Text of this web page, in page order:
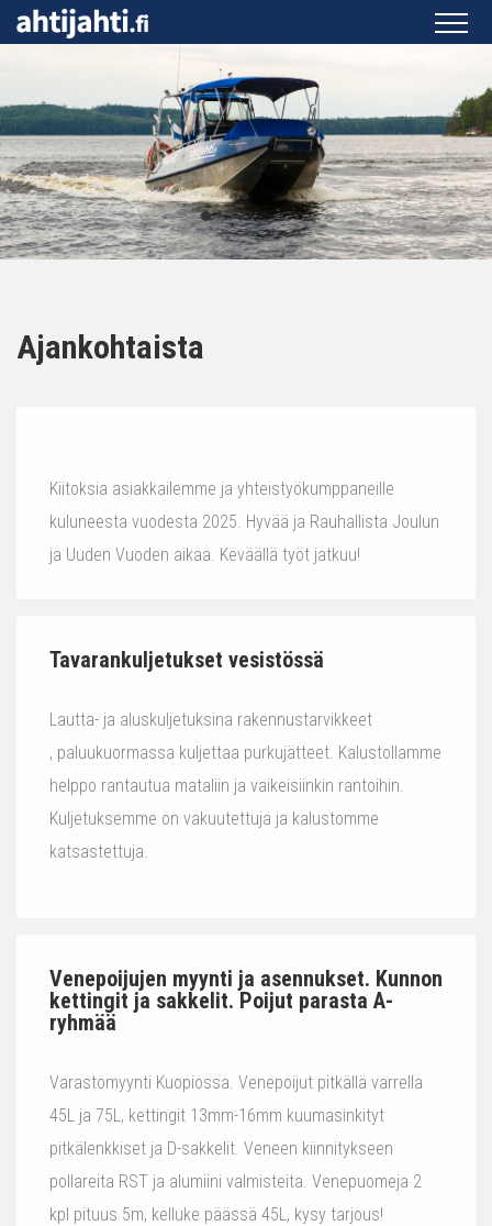
Ajankohtaista
Kiitoksia asiakkailemme ja yhteistyökumppaneille
kuluneesta vuodesta 2025. Hyvää ja Rauhallista Joulun
ja Uuden Vuoden aikaa. Keväällä työt jatkuu!
Tavarankuljetukset vesistössä
Lautta- ja aluskuljetuksina rakennustarvikkeet
, paluukuormassa kuljettaa purkujätteet. Kalustollamme
helppo rantautua mataliin ja vaikeisiinkin rantoihin.
Kuljetuksemme on vakuutettuja ja kalustomme
katsastettuja.
Venepoijujen myynti ja asennukset. Kunnon
kettingit ja sakkelit. Poijut parasta A-
ryhmää
Varastomyynti Kuopiossa. Venepoijut pitkällä varrella
45L ja 75L, kettingit 13mm-16mm kuumasinkityt
pitkälenkkiset ja D-sakkelit. Veneen kiinnitykseen
pollareita RST ja alumiini valmisteita. Venepuomeja 2
kpl pituus 5m, kelluke päässä 45L, kysy tarjous!